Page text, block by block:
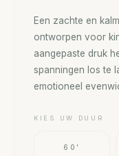
Een zachte en
ontworpen voor
aangepaste druk
spanningen los te
emotioneel
KIES UW DUUR
60'